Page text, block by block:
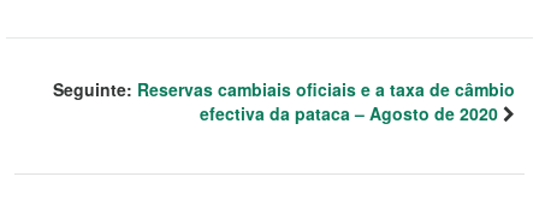
Seguinte: Reservas cambiais oficiais e a taxa de câmbio
efectiva da pataca – Agosto de 2020